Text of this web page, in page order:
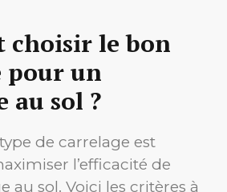
choisir le bon
pour un
au sol ?
de carrelage est
l’efficacité de
au sol. Voici les critères à